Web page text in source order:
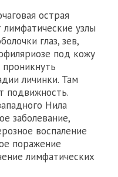
острая
узлы
глаз, зев,
под кожу
личинки. Там
подвижность.
Нила
заболевание,
воспаление
поражение
лимфатических